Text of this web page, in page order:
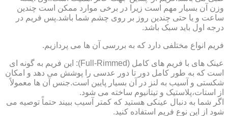
وزن آن بسیار مهم است زیرا در برخی موارد ممکن است چندین
ساعت و یا حتی چندین روز بر روی چشم شما باشد.پس فریم در
درجه اول باید سبک باشد.
فریم انواع مختلفی دارد که به بررسی آن ها می پردازیم.
عینک های با فریم های کامل (Full-Rimmed): این فریم به گونه ای
است که به طور کامل دور تا دور عدسی را پوشش می دهد و امکان
شکستی و آسیب به لنز در آن بسیار پایین است.جنس آن ها معمولاً
از استات،پلاستیک و تیتانیوم ساخته می شود.
اگر شما به دنبال عینکی هستید که کمتر آسیب ببیند حتماً توصیه می
شود از این نوع فریم استفاده کنید.